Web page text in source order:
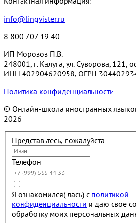
info@lingvister.ru
8 800 707 19 40
ИП Морозов П.В.
248001, г. Калуга, ул. Суворова, 121,
ИНН 402904620958, ОГРН
Политика конфиденциальности
© Онлайн-школа иностранных
2026
Представьтесь, пожалуйста
Телефон
Я ознакомился(-лась) с политикой
конфиденциальности и даю свое
обработку моих персональных